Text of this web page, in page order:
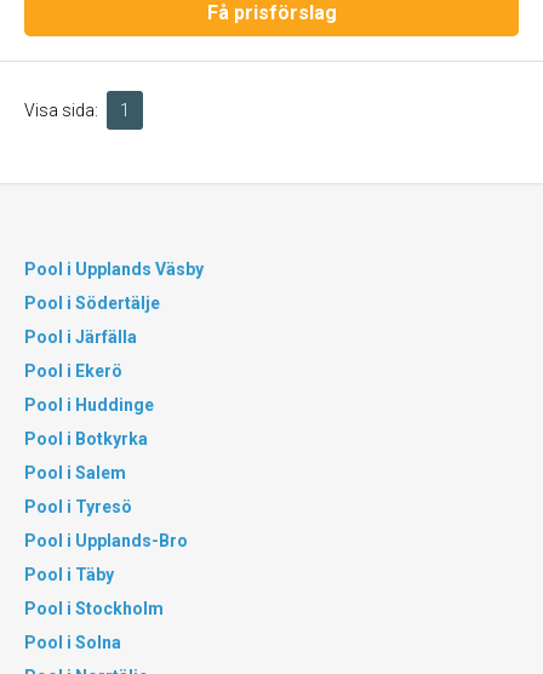
Få prisförslag
Visa sida: 1
Pool i Upplands Väsby
Pool i Södertälje
Pool i Järfälla
Pool i Ekerö
Pool i Huddinge
Pool i Botkyrka
Pool i Salem
Pool i Tyresö
Pool i Upplands-Bro
Pool i Täby
Pool i Stockholm
Pool i Solna